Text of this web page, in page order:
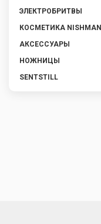
ЭЛЕКТРОБРИТВЫ
КОСМЕТИКА NISHMAN
АКСЕССУАРЫ
НОЖНИЦЫ
SENTSTILL